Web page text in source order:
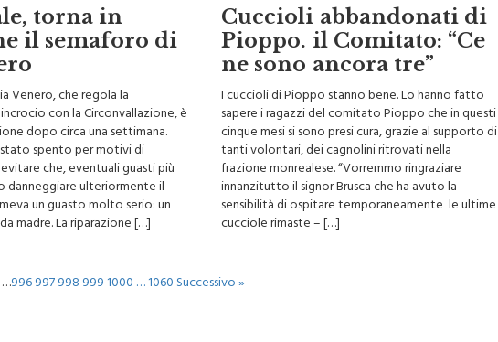
torna in
il semaforo di
Venero, che regola la
con la Circonvallazione, è
dopo circa una settimana.
spento per motivi di
che, eventuali guasti più
danneggiare ulteriormente il
un guasto molto serio: un
madre. La riparazione […]
Cuccioli abbandonati di
Pioppo. il Comitato: “Ce
ne sono ancora tre”
I cuccioli di Pioppo stanno bene. Lo hanno fatto
sapere i ragazzi del comitato Pioppo che in questi
cinque mesi si sono presi cura, grazie al supporto di
tanti volontari, dei cagnolini ritrovati nella
frazione monrealese. “Vorremmo ringraziare
innanzitutto il signor Brusca che ha avuto la
sensibilità di ospitare temporaneamente le ultime
cucciole rimaste – […]
…9969979989991000…1060Successivo »